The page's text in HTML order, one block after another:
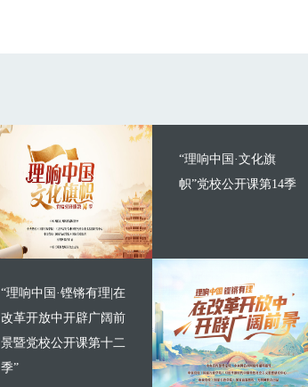
“理响中国·文化旗
帜”党校公开课第14季
“理响中国·铿锵有理|在
改革开放中开辟广阔前
景暨党校公开课第十二
季”